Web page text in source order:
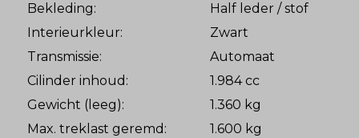
Bekleding:
Half leder / stof
Interieurkleur:
Zwart
Transmissie:
Automaat
Cilinder inhoud:
1.984 cc
Gewicht (leeg):
1.360 kg
Max. treklast geremd:
1.600 kg